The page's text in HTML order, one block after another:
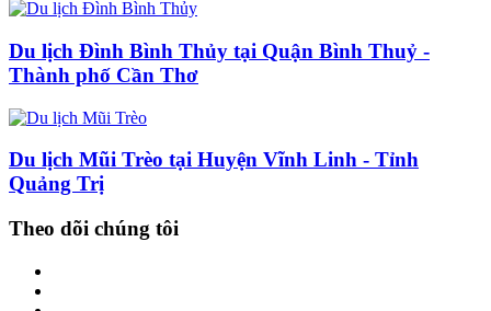
Du lịch Đình Bình Thủy tại Quận Bình Thuỷ -
Thành phố Cần Thơ
Du lịch Mũi Trèo tại Huyện Vĩnh Linh - Tỉnh
Quảng Trị
Theo dõi chúng tôi